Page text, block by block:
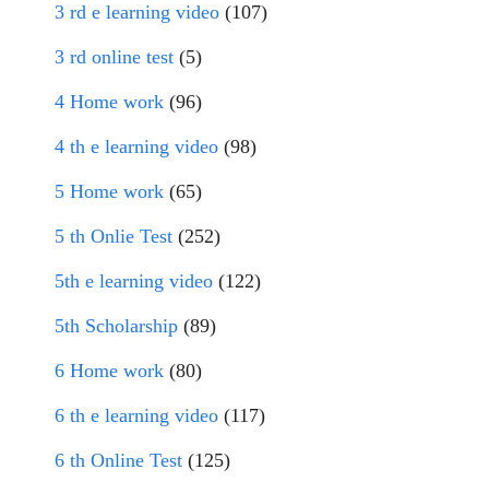
3 rd e learning video (107)
3 rd online test (5)
4 Home work (96)
4 th e learning video (98)
5 Home work (65)
5 th Onlie Test (252)
5th e learning video (122)
5th Scholarship (89)
6 Home work (80)
6 th e learning video (117)
6 th Online Test (125)